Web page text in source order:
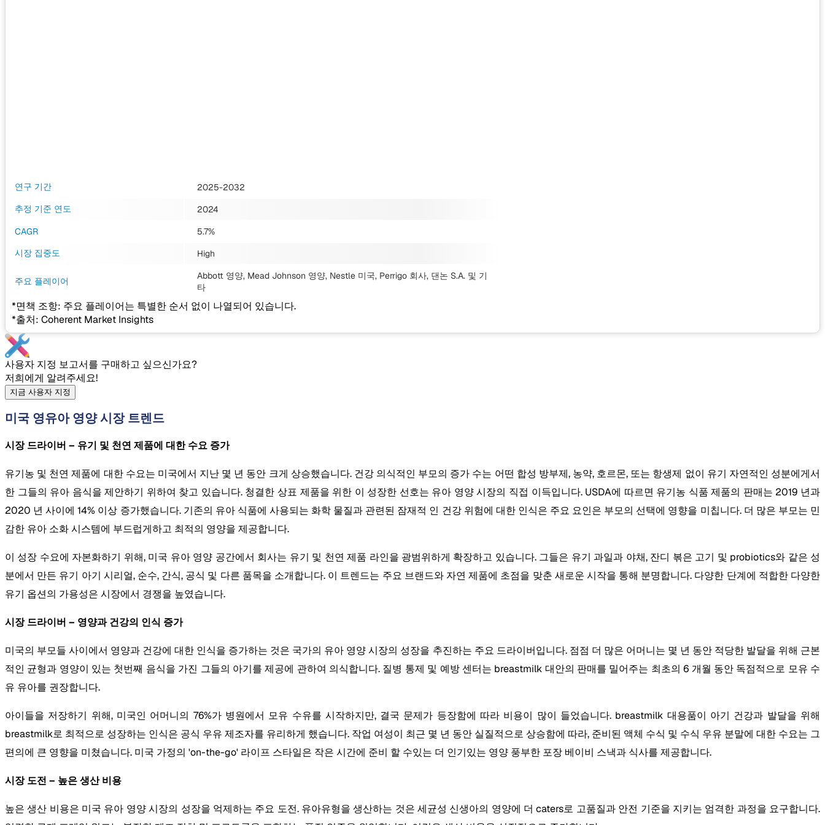
연구 기간
2025-2032
추정 기준 연도
2024
CAGR
5.7%
시장 집중도
High
주요 플레이어 Abbott 영양, Mead Johnson 영양, Nestle 미국, Perrigo 회사, 댄논 S.A. 및 기
타
*면책 조항: 주요 플레이어는 특별한 순서 없이 나열되어 있습니다.
*출처: Coherent Market Insights
사용자 지정 보고서를 구매하고 싶으신가요?
저희에게 알려주세요!
지금 사용자 지정
미국 영유아 영양 시장 트렌드
시장 드라이버 – 유기 및 천연 제품에 대한 수요 증가
유기농 및 천연 제품에 대한 수요는 미국에서 지난 몇 년 동안 크게 상승했습니다. 건강 의식적인 부모의 증가 수는 어떤 합성 방부제, 농약, 호르몬, 또는 항생제 없이 유기 자연적인 성분에게서
한 그들의 유아 음식을 제안하기 위하여 찾고 있습니다. 청결한 상표 제품을 위한 이 성장한 선호는 유아 영양 시장의 직접 이득입니다. USDA에 따르면 유기농 식품 제품의 판매는 2019 년과
2020 년 사이에 14% 이상 증가했습니다. 기존의 유아 식품에 사용되는 화학 물질과 관련된 잠재적 인 건강 위험에 대한 인식은 주요 요인은 부모의 선택에 영향을 미칩니다. 더 많은 부모는 민
감한 유아 소화 시스템에 부드럽게하고 최적의 영양을 제공합니다.
이 성장 수요에 자본화하기 위해, 미국 유아 영양 공간에서 회사는 유기 및 천연 제품 라인을 광범위하게 확장하고 있습니다. 그들은 유기 과일과 야채, 잔디 볶은 고기 및 probiotics와 같은 성
분에서 만든 유기 아기 시리얼, 순수, 간식, 공식 및 다른 품목을 소개합니다. 이 트렌드는 주요 브랜드와 자연 제품에 초점을 맞춘 새로운 시작을 통해 분명합니다. 다양한 단계에 적합한 다양한
유기 옵션의 가용성은 시장에서 경쟁을 높였습니다.
시장 드라이버 – 영양과 건강의 인식 증가
미국의 부모들 사이에서 영양과 건강에 대한 인식을 증가하는 것은 국가의 유아 영양 시장의 성장을 추진하는 주요 드라이버입니다. 점점 더 많은 어머니는 몇 년 동안 적당한 발달을 위해 근본
적인 균형과 영양이 있는 첫번째 음식을 가진 그들의 아기를 제공에 관하여 의식합니다. 질병 통제 및 예방 센터는 breastmilk 대안의 판매를 밀어주는 최초의 6 개월 동안 독점적으로 모유 수
유 유아를 권장합니다.
아이들을 저장하기 위해, 미국인 어머니의 76%가 병원에서 모유 수유를 시작하지만, 결국 문제가 등장함에 따라 비용이 많이 들었습니다. breastmilk 대용품이 아기 건강과 발달을 위해
breastmilk로 최적으로 성장하는 인식은 공식 우유 제조자를 유리하게 했습니다. 작업 여성이 최근 몇 년 동안 실질적으로 상승함에 따라, 준비된 액체 수식 및 수식 우유 분말에 대한 수요는 그
편의에 큰 영향을 미쳤습니다. 미국 가정의 'on-the-go' 라이프 스타일은 작은 시간에 준비 할 수있는 더 인기있는 영양 풍부한 포장 베이비 스낵과 식사를 제공합니다.
시장 도전 – 높은 생산 비용
높은 생산 비용은 미국 유아 영양 시장의 성장을 억제하는 주요 도전. 유아유형을 생산하는 것은 세균성 신생아의 영양에 더 caters로 고품질과 안전 기준을 지키는 엄격한 과정을 요구합니다.